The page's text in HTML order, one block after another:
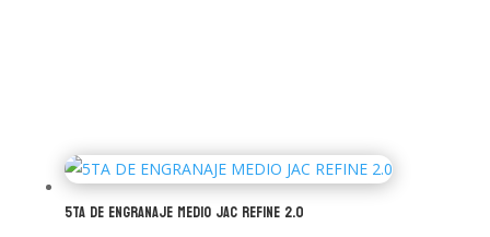
5TA DE ENGRANAJE MEDIO JAC REFINE 2.0